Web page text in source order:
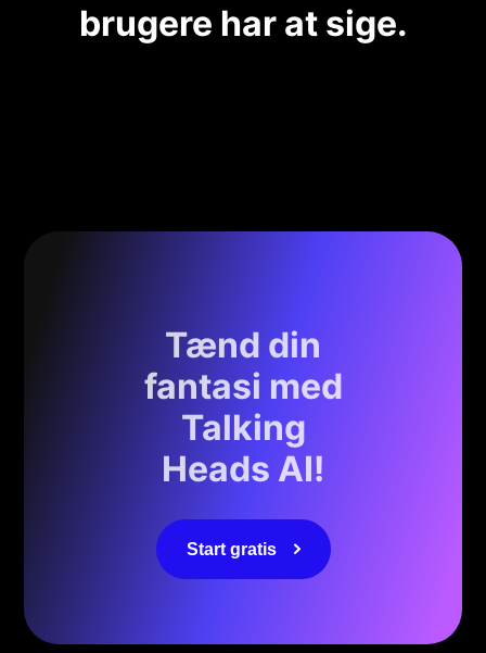
brugere har at sige.
Tænd din
fantasi med
Talking
Heads AI!
Start gratis